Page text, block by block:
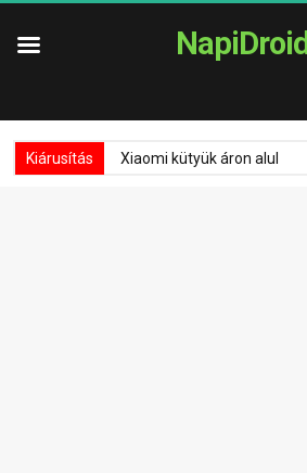
NapiDroid
Kiárusítás Xiaomi kütyük áron alul